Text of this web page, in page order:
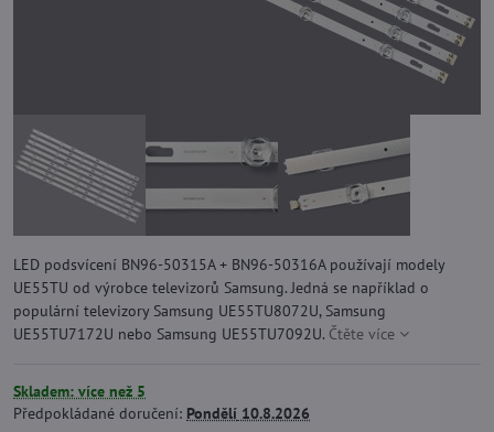
LED podsvícení BN96-50315A + BN96-50316A používají modely
UE55TU od výrobce televizorů Samsung. Jedná se například o
populární televizory Samsung UE55TU8072U, Samsung
UE55TU7172U nebo Samsung UE55TU7092U. Čtěte více
Skladem: více než 5
Předpokládané doručení: Pondělí 10.8.2026